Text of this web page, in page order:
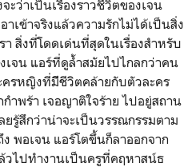
ะว่าเป็นเรื่องราวชีวิตของเจน
าเข้าจริงแล้วความรักไม่ได้เป็นสิ่ง
สิ่งที่โดดเด่นที่สุดในเรื่องสำหรับ
เจน แอร์ที่ดูล้ำสมัยไปไกลกว่าคน
ครหญิงที่มีีชีวิตคล้ายกับตัวละคร
ำพร้า เจอญาติใจร้าย ไปอยู่สถาน
ยรู้สึกว่าน่าจะเป็นวรรณกรรมตาม
พอเจน แอร์โตขึ้นก็ลาออกจาก
วไปทำงานเป็นครูที่คฤหาสน์ธ